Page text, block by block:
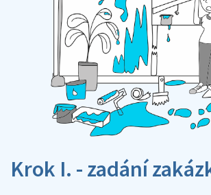
Krok I. - zadání